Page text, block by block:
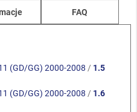
FAQ
(GD/GG) 2000-2008 / 1.5
(GD/GG) 2000-2008 / 1.6